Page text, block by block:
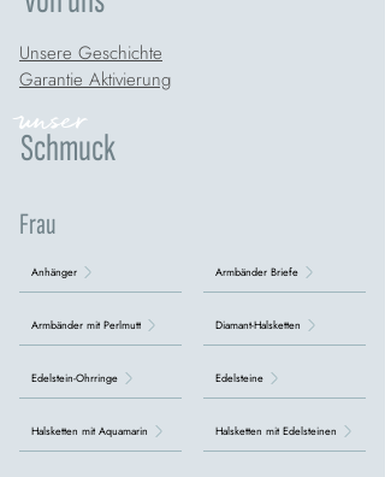
Unsere Geschichte
Garantie Aktivierung
unser
Schmuck
Frau
Anhänger
Armbänder mit Perlmutt
Edelstein-Ohrringe
Halsketten mit Aquamarin
Armbänder Briefe
Diamant-Halsketten
Edelsteine
Halsketten mit Edelsteinen